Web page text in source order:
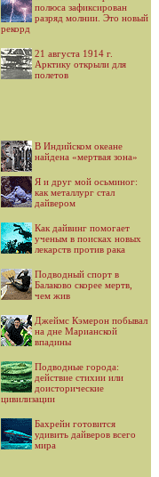
полюса зафиксирован
разряд молнии. Это новый
рекорд
21 августа 1914 г.
Арктику открыли для
полетов
В Индийском океане
найдена «мертвая зона»
Я и друг мой осьминог:
как металлург стал
дайвером
Как дайвинг помогает
ученым в поисках новых
лекарств против рака
Подводный спорт в
Балаково скорее мертв,
чем жив
Джеймс Кэмерон побывал
на дне Марианской
впадины
Подводные города:
действие стихии или
доисторические
цивилизации
Бахрейн готовится
удивить дайверов всего
мира